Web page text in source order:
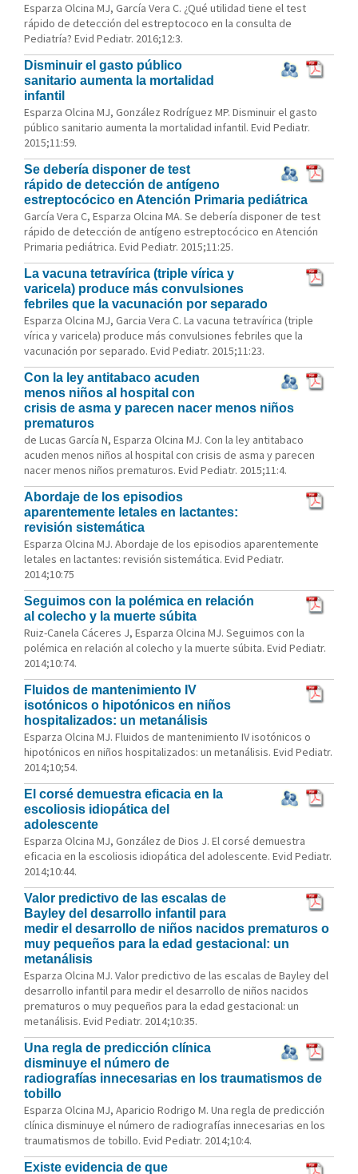
Esparza Olcina MJ, García Vera C. ¿Qué utilidad tiene el test
rápido de detección del estreptococo en la consulta de
Pediatría? Evid Pediatr. 2016;12:3.
Disminuir el gasto público
sanitario aumenta la mortalidad
infantil
Esparza Olcina MJ, González Rodríguez MP. Disminuir el gasto
público sanitario aumenta la mortalidad infantil. Evid Pediatr.
2015;11:59.
Se debería disponer de test
rápido de detección de antígeno
estreptocócico en Atención Primaria pediátrica
García Vera C, Esparza Olcina MA. Se debería disponer de test
rápido de detección de antígeno estreptocócico en Atención
Primaria pediátrica. Evid Pediatr. 2015;11:25.
La vacuna tetravírica (triple vírica y
varicela) produce más convulsiones
febriles que la vacunación por separado
Esparza Olcina MJ, Garcia Vera C. La vacuna tetravírica (triple
vírica y varicela) produce más convulsiones febriles que la
vacunación por separado. Evid Pediatr. 2015;11:23.
Con la ley antitabaco acuden
menos niños al hospital con
crisis de asma y parecen nacer menos niños
prematuros
de Lucas García N, Esparza Olcina MJ. Con la ley antitabaco
acuden menos niños al hospital con crisis de asma y parecen
nacer menos niños prematuros. Evid Pediatr. 2015;11:4.
Abordaje de los episodios
aparentemente letales en lactantes:
revisión sistemática
Esparza Olcina MJ. Abordaje de los episodios aparentemente
letales en lactantes: revisión sistemática. Evid Pediatr.
2014;10:75
Seguimos con la polémica en relación
al colecho y la muerte súbita
Ruiz-Canela Cáceres J, Esparza Olcina MJ. Seguimos con la
polémica en relación al colecho y la muerte súbita. Evid Pediatr.
2014;10:74.
Fluidos de mantenimiento IV
isotónicos o hipotónicos en niños
hospitalizados: un metanálisis
Esparza Olcina MJ. Fluidos de mantenimiento IV isotónicos o
hipotónicos en niños hospitalizados: un metanálisis. Evid Pediatr.
2014;10;54.
El corsé demuestra eficacia en la
escoliosis idiopática del
adolescente
Esparza Olcina MJ, González de Dios J. El corsé demuestra
eficacia en la escoliosis idiopática del adolescente. Evid Pediatr.
2014;10:44.
Valor predictivo de las escalas de
Bayley del desarrollo infantil para
medir el desarrollo de niños nacidos prematuros o
muy pequeños para la edad gestacional: un
metanálisis
Esparza Olcina MJ. Valor predictivo de las escalas de Bayley del
desarrollo infantil para medir el desarrollo de niños nacidos
prematuros o muy pequeños para la edad gestacional: un
metanálisis. Evid Pediatr. 2014;10:35.
Una regla de predicción clínica
disminuye el número de
radiografías innecesarias en los traumatismos de
tobillo
Esparza Olcina MJ, Aparicio Rodrigo M. Una regla de predicción
clínica disminuye el número de radiografías innecesarias en los
traumatismos de tobillo. Evid Pediatr. 2014;10:4.
Existe evidencia de que